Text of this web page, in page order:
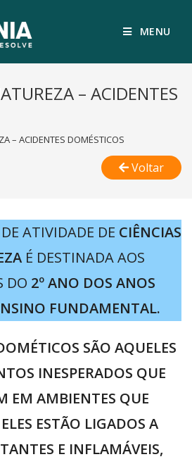
MENU
– ACIDENTES
– ACIDENTES DOMÉSTICOS
Voltar
ATIVIDADE DE CIÊNCIAS
É DESTINADA AOS
DO 2º ANO DOS ANOS
FUNDAMENTAL.
SÃO AQUELES
INESPERADOS QUE
EM AMBIENTES QUE
ESTÃO LIGADOS A
E INFLAMÁVEIS,